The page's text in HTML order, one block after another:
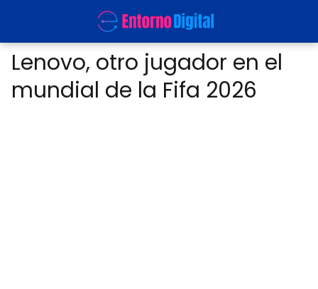
Lenovo, otro jugador en el
mundial de la Fifa 2026